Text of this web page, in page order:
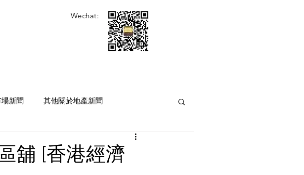
Wechat:
新聞 其他關於地產新聞
舖 [香港經濟